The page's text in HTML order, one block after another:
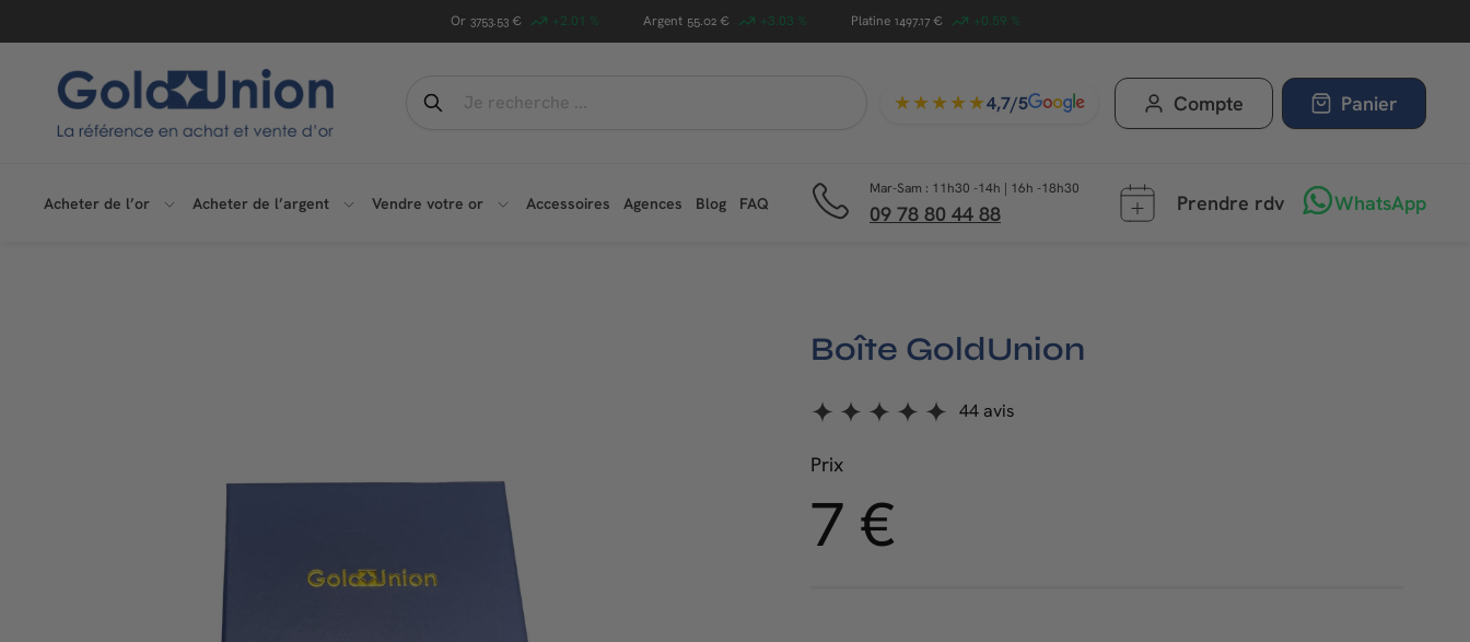
the
au
Or 3753.53 € +2.01 % Argent 55.02 € +3.03 % Platine 1497.17 € +0.59 %
G
o
d
Search
Recherche ★★★★★4,7/5 Compte Panier
Acheter de l’or Acheter de l’argent Vendre votre or Accessoires Agences Blog FAQ
Mar-Sam : 11h30 -14h | 16h -18h30
09 78 80 44 88 Prendre rdv WhatsApp
Boîte GoldUnion
44 avis
Prix
Prix
régulier
7 €7,00